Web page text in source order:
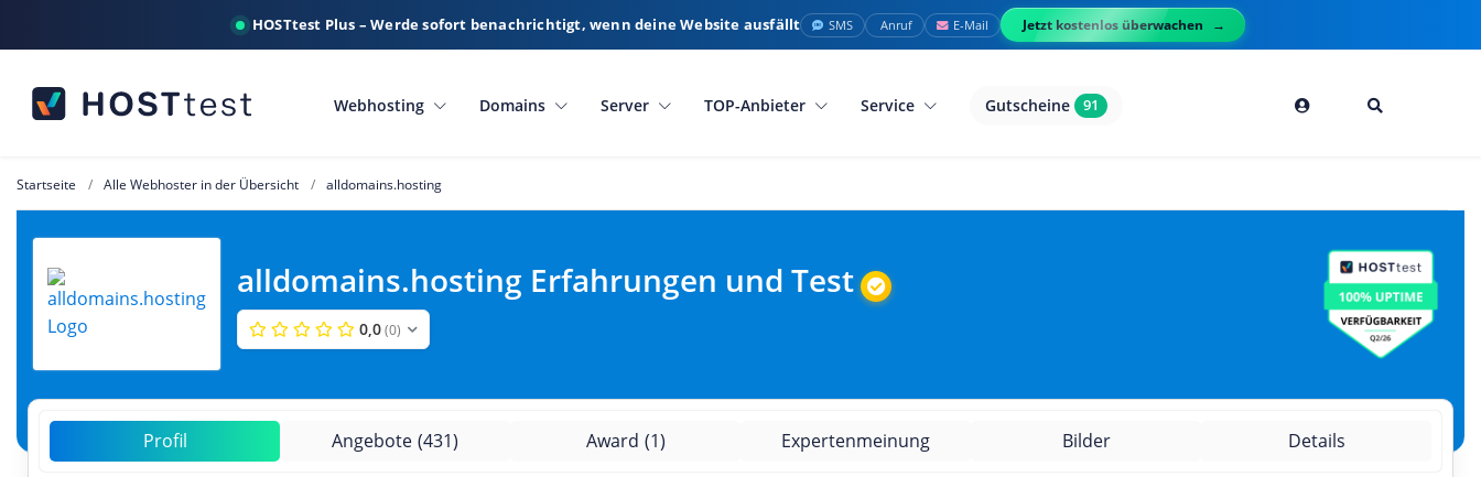
HOSTtest Plus – Werde sofort benachrichtigt, wenn deine Website ausfällt SMS Anruf E-Mail Jetzt kostenlos überwachen
Webhosting Domains Server TOP-Anbieter Service Gutscheine 91
Startseite Alle Webhoster in der Übersicht alldomains.hosting
alldomains.hosting Erfahrungen und Test
0,0 (0)
Profil Angebote (431) Award (1) Expertenmeinung Bilder Details